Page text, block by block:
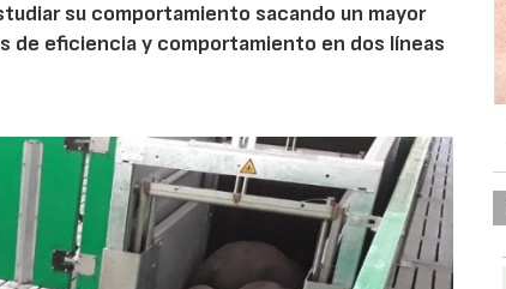
su comportamiento sacando un mayor
eficiencia y comportamiento en dos líneas